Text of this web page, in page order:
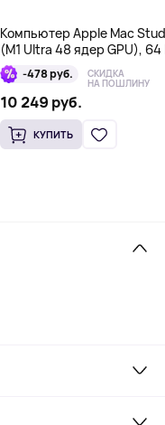
Компьютер Apple Mac
(M1 Ultra 48 ядер GPU), 64
1 Тб -478 руб. СКИДКА
НА ПОШЛИНУ
10 249 руб.
КУПИТЬ